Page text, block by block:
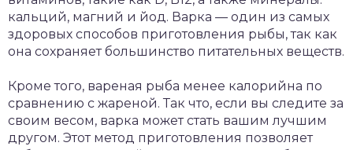
кальций, магний и йод. Варка — один из самых
здоровых способов приготовления рыбы, так как
она сохраняет большинство питательных веществ.
Кроме того, вареная рыба менее калорийна по
сравнению с жареной. Так что, если вы следите за
своим весом, варка может стать вашим лучшим
другом. Этот метод приготовления позволяет